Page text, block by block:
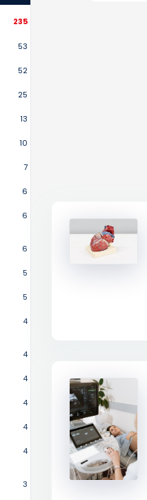
235
53
52
25
13
10
7
6
6
6
5
5
4
4
4
4
4
4
3